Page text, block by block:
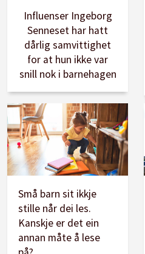
Influenser Ingeborg
Senneset har hatt
dårlig samvittighet
for at hun ikke var
snill nok i barnehagen
Små barn sit ikkje
stille når dei les.
Kanskje er det ein
annan måte å lese